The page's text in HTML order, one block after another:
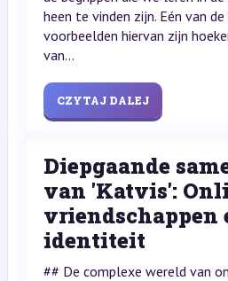
heen te vinden zijn. Eén van
voorbeelden hiervan zijn
van...
CZYTAJ DALEJ
Diepgaande
van 'Katvis':
vriendschappen
identiteit
## De complexe wereld van